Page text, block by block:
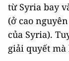
từ Syria bay
(ở cao
của Syria).
giải quyết mà